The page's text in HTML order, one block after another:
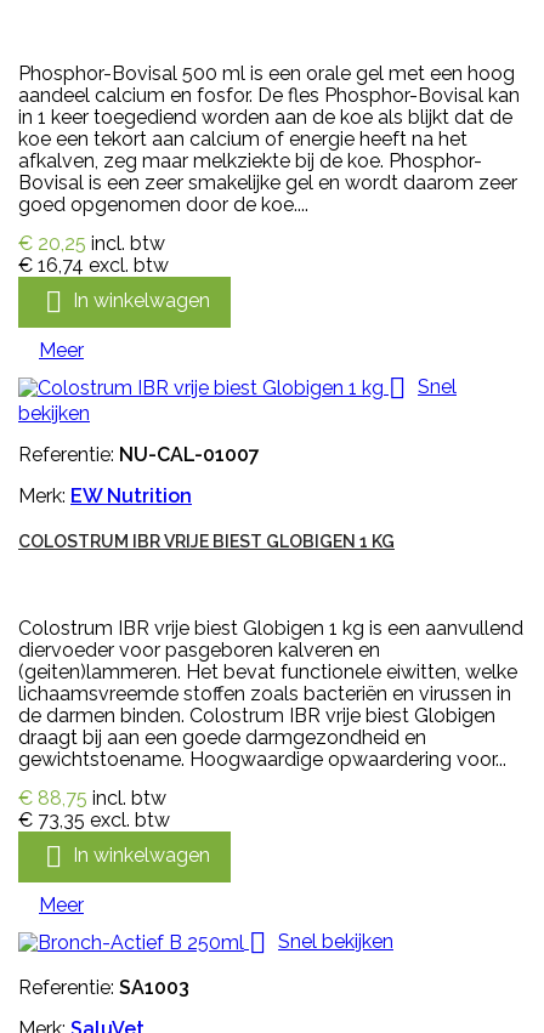
Phosphor-Bovisal 500 ml is een orale gel met een hoog
aandeel calcium en fosfor. De fles Phosphor-Bovisal kan
in 1 keer toegediend worden aan de koe als blijkt dat de
koe een tekort aan calcium of energie heeft na het
afkalven, zeg maar melkziekte bij de koe. Phosphor-
Bovisal is een zeer smakelijke gel en wordt daarom zeer
goed opgenomen door de koe....
€ 20,25 incl. btw
€ 16,74 excl. btw
 In winkelwagen
Meer
 Snel
bekijken
Referentie: NU-CAL-01007
Merk: EW Nutrition
COLOSTRUM IBR VRIJE BIEST GLOBIGEN 1 KG
Colostrum IBR vrije biest Globigen 1 kg is een aanvullend
diervoeder voor pasgeboren kalveren en
(geiten)lammeren. Het bevat functionele eiwitten, welke
lichaamsvreemde stoffen zoals bacteriën en virussen in
de darmen binden. Colostrum IBR vrije biest Globigen
draagt bij aan een goede darmgezondheid en
gewichtstoename. Hoogwaardige opwaardering voor...
€ 88,75 incl. btw
€ 73,35 excl. btw
 In winkelwagen
Meer
 Snel bekijken
Referentie: SA1003
Merk: SaluVet